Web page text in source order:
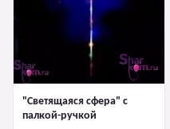
"Светящаяся сфера" с
палкой-ручкой